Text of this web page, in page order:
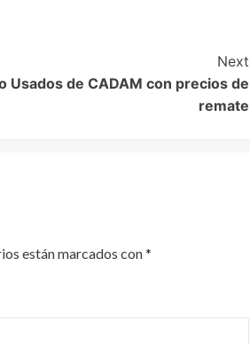
Next
Usados de CADAM con precios de
remate
están marcados con*